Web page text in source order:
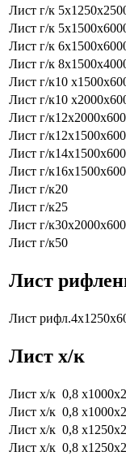
Лист г/к
Лист г/к
Лист г/к
Лист г/к
Лист г/к10
Лист г/к10
Лист г/
Лист г/
Лист г/
Лист г/
Лист г/к20
Лист г/к25
Лист г/
Лист г/к50
Лист
Лист
Лист х/к
Лист х/к 0,8
Лист х/к 0,8
Лист х/к 0,8
Лист х/к 0,8